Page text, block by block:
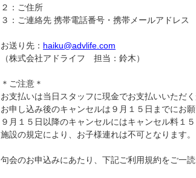
２：ご住所
３：ご連絡先 携帯電話番号・携帯メールアドレス
お送り先： haiku@advlife.com
（株式会社アドライフ 担当：鈴木）
＊ご注意＊
お支払いは当日スタッフに現金でお支払いいただく
お申し込み後のキャンセルは９月１５日までにお願
９月１５日以降のキャンセルにはキャンセル料１
施設の規定により、お子様連れは不可となります。
句会のお申込みにあたり、下記ご利用規約をご一